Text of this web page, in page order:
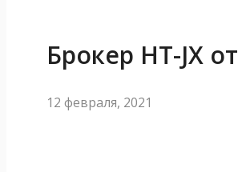
Брокер HT-JX
12 февраля, 2021